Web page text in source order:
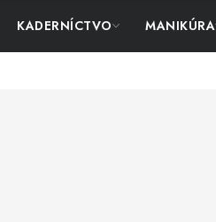
KADERNÍCTVO MANIKÚRA